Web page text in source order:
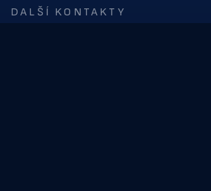
DALŠÍ KONTAKTY